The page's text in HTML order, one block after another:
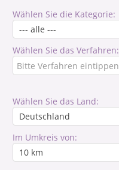
Wählen Sie die Kategorie:
Wählen Sie das Verfahren:
Wählen Sie das Land:
Im Umkreis von: